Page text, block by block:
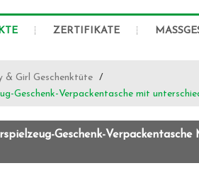
ZERTIFIKATE
& Girl Geschenktüte /
Geschenk-Verpackentasche mit
Geschenk-